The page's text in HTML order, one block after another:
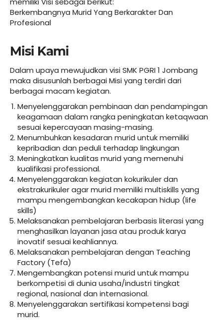
Berkembangnya Murid Yang Berkarakter Dan
Profesional
Misi Kami
Dalam upaya mewujudkan visi SMK PGRI 1 Jombang
maka disusunlah berbagai Misi yang terdiri dari
berbagai macam kegiatan.
Menyelenggarakan pembinaan dan pendampingan
keagamaan dalam rangka peningkatan ketaqwaan
sesuai kepercayaan masing-masing.
Menumbuhkan kesadaran murid untuk memiliki
kepribadian dan peduli terhadap lingkungan
Meningkatkan kualitas murid yang memenuhi
kualifikasi professional.
Menyelenggarakan kegiatan kokurikuler dan
ekstrakurikuler agar murid memiliki multiskills yang
mampu mengembangkan kecakapan hidup (life
skills)
Melaksanakan pembelajaran berbasis literasi yang
menghasilkan layanan jasa atau produk karya
inovatif sesuai keahliannya.
Melaksanakan pembelajaran dengan Teaching
Factory (Tefa)
Mengembangkan potensi murid untuk mampu
berkompetisi di dunia usaha/industri tingkat
regional, nasional dan internasional.
Menyelenggarakan sertifikasi kompetensi bagi
murid.